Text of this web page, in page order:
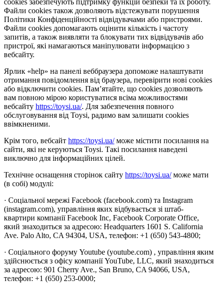
Файли cookies також дозволяють відстежувати порушення
Політики Конфіденційності відвідувачами або пристроями.
Файли cookies допомагають оцінити кількість і частоту
запитів, а також виявляти та блокувати тих відвідувачів або
пристрої, які намагаються маніпулювати інформацією з
вебсайту.
Ярлик «help» на панелі веббраузера допоможе налаштувати
отримання повідомлення від браузера, перевірити нові cookies
або відключити cookies. Пам’ятайте, що cookies дозволяють
вам повною мірою користуватися всіма можливостями
вебсайту https://toysi.ua/. Для забезпечення повного
обслуговування від Toysi, радимо вам залишати cookies
ввімкненими.
Крім того, вебсайт https://toysi.ua/може містити посилання на
сайти, які не керуються Toysi. Такі посилання наведені
виключно для інформаційних цілей.
Технічне оснащення сторінок сайту https://toysi.ua/може мати
(в собі) модулі:
· Соціальної мережі Facebook (facebook.com) та Instagram
(instagram.com), управління яких відбувається зі штаб-
квартири компанії Facebook Inc, Facebook Corporate Office,
який знаходиться за адресою: Headquarters 1601 S. California
Ave. Palo Alto, CA 94304, USA, телефон: +1 (650) 543-4800;
· Соціального форуму Youtube (youtube.com) , управління яким
здійснюється з офісу компанії YouTube, LLC, який знаходиться
за адресою: 901 Cherry Ave., San Bruno, CA 94066, USA,
телефон: +1 (650) 253-0000;